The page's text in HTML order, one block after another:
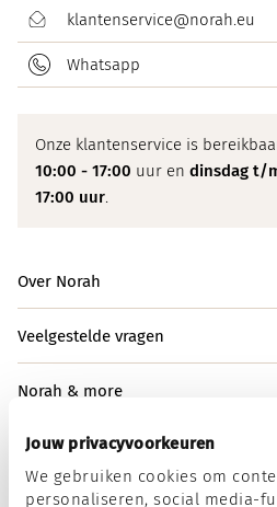
Jouw privacyvoorkeuren
We gebruiken cookies om
personaliseren, social media-
klantenservice@norah.eu
Whatsapp
Onze klantenservice is
10:00 - 17:00 uur en dinsdag t/
17:00 uur.
Over Norah
Veelgestelde vragen
Norah & more
Norah op social media